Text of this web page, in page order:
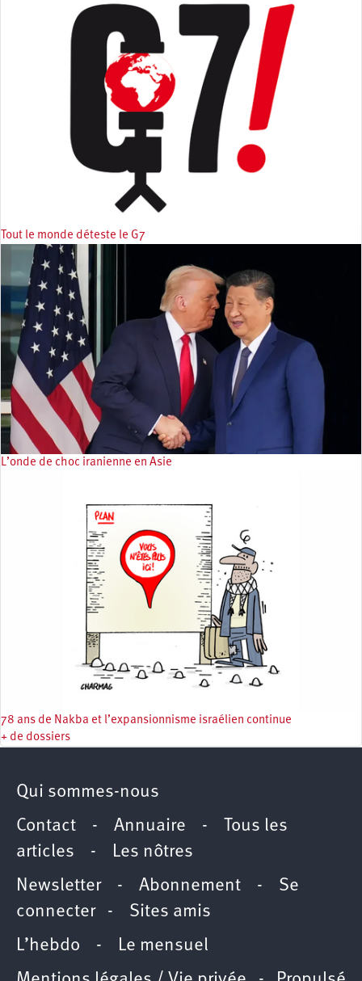
Tout le monde déteste le G7
L’onde de choc iranienne en Asie
78 ans de Nakba et l’expansionnisme israélien continue
+ de dossiers
Qui sommes-nous
Contact - Annuaire -
Tous les
articles -
Les nôtres
Newsletter- Abonnement - Se
connecter- Sites amis
L’hebdo -
Le mensuel